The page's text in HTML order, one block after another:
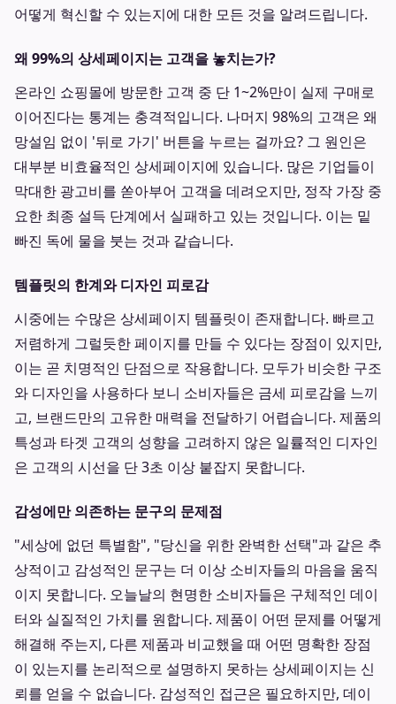
어떻게 혁신할 수 있는지에 대한 모든 것을 알려드립니다.
왜 99%의 상세페이지는 고객을 놓치는가?
온라인 쇼핑몰에 방문한 고객 중 단 1~2%만이 실제 구매로
이어진다는 통계는 충격적입니다. 나머지 98%의 고객은 왜
망설임 없이 '뒤로 가기' 버튼을 누르는 걸까요? 그 원인은
대부분 비효율적인 상세페이지에 있습니다. 많은 기업들이
막대한 광고비를 쏟아부어 고객을 데려오지만, 정작 가장 중
요한 최종 설득 단계에서 실패하고 있는 것입니다. 이는 밑
빠진 독에 물을 붓는 것과 같습니다.
템플릿의 한계와 디자인 피로감
시중에는 수많은 상세페이지 템플릿이 존재합니다. 빠르고
저렴하게 그럴듯한 페이지를 만들 수 있다는 장점이 있지만,
이는 곧 치명적인 단점으로 작용합니다. 모두가 비슷한 구조
와 디자인을 사용하다 보니 소비자들은 금세 피로감을 느끼
고, 브랜드만의 고유한 매력을 전달하기 어렵습니다. 제품의
특성과 타겟 고객의 성향을 고려하지 않은 일률적인 디자인
은 고객의 시선을 단 3초 이상 붙잡지 못합니다.
감성에만 의존하는 문구의 문제점
"세상에 없던 특별함", "당신을 위한 완벽한 선택"과 같은 추
상적이고 감성적인 문구는 더 이상 소비자들의 마음을 움직
이지 못합니다. 오늘날의 현명한 소비자들은 구체적인 데이
터와 실질적인 가치를 원합니다. 제품이 어떤 문제를 어떻게
해결해 주는지, 다른 제품과 비교했을 때 어떤 명확한 장점
이 있는지를 논리적으로 설명하지 못하는 상세페이지는 신
뢰를 얻을 수 없습니다. 감성적인 접근은 필요하지만, 데이